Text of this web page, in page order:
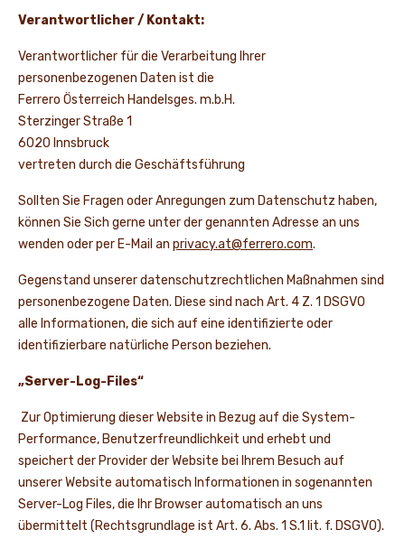
Verantwortlicher / Kontakt:
Verantwortlicher für die Verarbeitung Ihrer
personenbezogenen Daten ist die
Ferrero Österreich Handelsges. m.b.H.
Sterzinger Straße 1
6020 Innsbruck
vertreten durch die Geschäftsführung
Sollten Sie Fragen oder Anregungen zum Datenschutz haben,
können Sie Sich gerne unter der genannten Adresse an uns
wenden oder per E-Mail an privacy.at@ferrero.com.
Gegenstand unserer datenschutzrechtlichen Maßnahmen sind
personenbezogene Daten. Diese sind nach Art. 4 Z. 1 DSGVO
alle Informationen, die sich auf eine identifizierte oder
identifizierbare natürliche Person beziehen.
„Server-Log-Files“
Zur Optimierung dieser Website in Bezug auf die System-
Performance, Benutzerfreundlichkeit und erhebt und
speichert der Provider der Website bei Ihrem Besuch auf
unserer Website automatisch Informationen in sogenannten
Server-Log Files, die Ihr Browser automatisch an uns
übermittelt (Rechtsgrundlage ist Art. 6. Abs. 1 S.1 lit. f. DSGVO).